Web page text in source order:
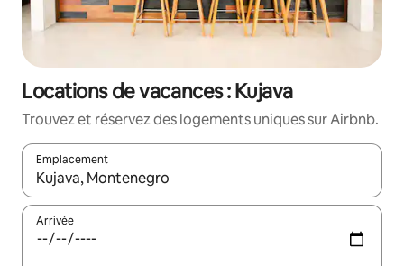
Locations de vacances : Kujava
Trouvez et réservez des logements uniques sur Airbnb.
Emplacement
Quand les résultats sont affichés, parcourez-les en utilisant
Arrivée